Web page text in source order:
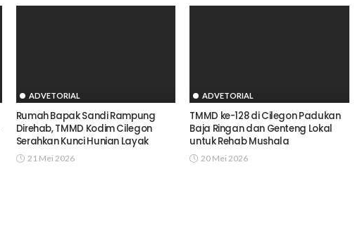
ADVETORIAL
Rumah Bapak Sandi Rampung
Direhab, TMMD Kodim Cilegon
Serahkan Kunci Hunian Layak
21 Mei 2026
ADVETORIAL
TMMD ke-128 di Cilegon Padukan
Baja Ringan dan Genteng Lokal
untuk Rehab Mushala
20 Mei 2026